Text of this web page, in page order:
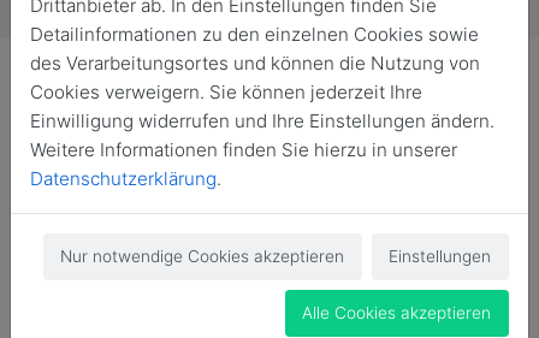
Durch den russischen Angriffskrieg gegen die Ukraine
wird die Wiedereinsetzung der Wehrpflicht in
Die Meinungen hierzu gehen weit auseinander. Umso
wichtiger ist es, dass die Debatte faktenbasiert bleibt.
Vor diesem Hintergrund sollen die #GIDSfacts 1/2024,
Drittanbieter ab. In den Einstellungen finden Sie
Detailinformationen zu den einzelnen Cookies sowie
des Verarbeitungsortes und können die Nutzung von
Cookies verweigern. Sie können jederzeit Ihre
Einwilligung widerrufen und Ihre Einstellungen ändern.
Weitere Informationen finden Sie hierzu in unserer
Datenschutzerklärung.
Nur notwendige Cookies akzeptieren Einstellungen
Alle Cookies akzeptieren